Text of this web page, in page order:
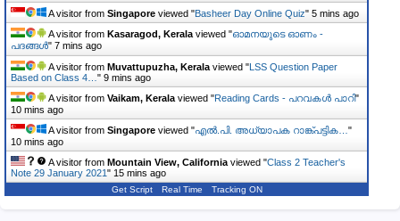
A visitor from Singapore viewed "Basheer Day Online Quiz" 5 mins ago
A visitor from Kasaragod, Kerala viewed "ഓമനയുടെ ഓണം -
പദങ്ങൾ" 7 mins ago
A visitor from Muvattupuzha, Kerala viewed " LSS Question Paper
Based on Class 4… " 9 mins ago
A visitor from Vaikam, Kerala viewed "Reading Cards - പറവകൾ പാറി"
10 mins ago
A visitor from Singapore viewed "എൽ.പി. അധ്യാപക റാങ്ക്പട്ടിക… "
10 mins ago
A visitor from Mountain View, California viewed "Class 2 Teacher's
Note 29 January 2021 " 16 mins ago
Get Script Real Time Tracking ON